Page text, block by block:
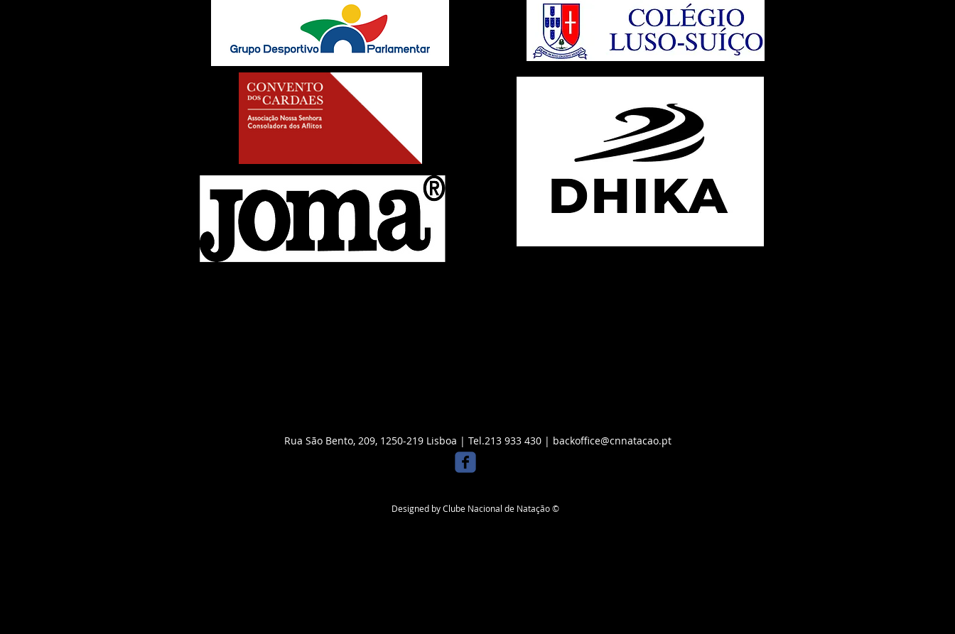
Rua São Bento, 209, 1250-219 Lisboa | Tel.213 933 430 | backoffice@cnnatacao.pt
Designed by Clube Nacional de Natação ©